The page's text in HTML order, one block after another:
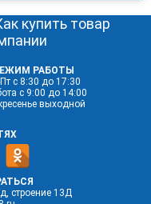
купить товар
РАБОТЫ
с 8:30 до 17:30
с 9:00 до 14:00
выходной
строение 13Д